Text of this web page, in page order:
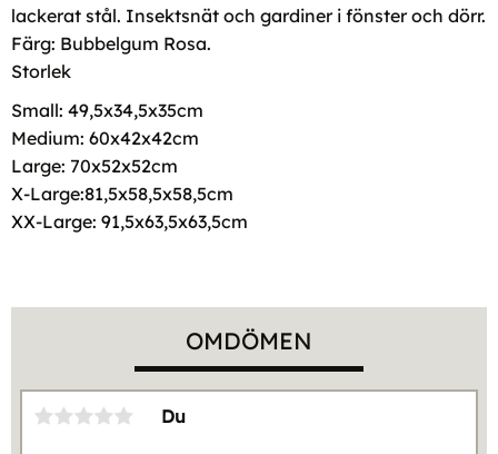
lackerat stål. Insektsnät och gardiner i fönster och dörr.
Färg: Bubbelgum Rosa.
Storlek
Small: 49,5x34,5x35cm
Medium: 60x42x42cm
Large: 70x52x52cm
X-Large:81,5x58,5x58,5cm
XX-Large: 91,5x63,5x63,5cm
OMDÖMEN
Du